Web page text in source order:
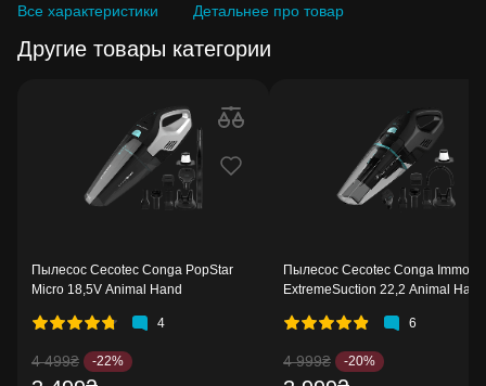
Все характеристики Детальнее про товар
Другие товары категории
Пылесос Cecotec Conga PopStar
Micro 18,5V Animal Hand
4
4 499₴ -22%
Пылесос Cecotec Conga
ExtremeSuction 22,2 Animal Hand
6
4 999₴ -20%